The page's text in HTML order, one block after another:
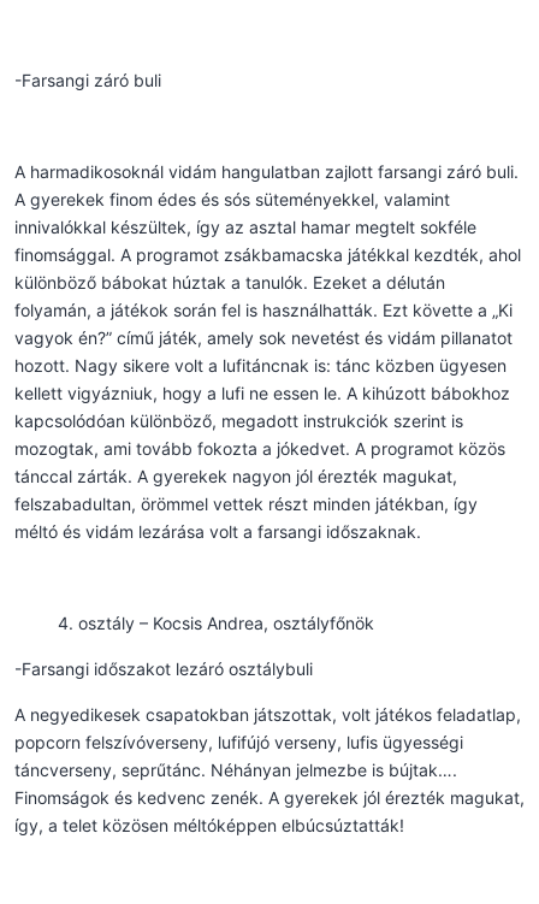
-Farsangi záró buli
A harmadikosoknál vidám hangulatban zajlott farsangi záró buli.
A gyerekek finom édes és sós süteményekkel, valamint
innivalókkal készültek, így az asztal hamar megtelt sokféle
finomsággal. A programot zsákbamacska játékkal kezdték, ahol
különböző bábokat húztak a tanulók. Ezeket a délután
folyamán, a játékok során fel is használhatták. Ezt követte a „Ki
vagyok én?” című játék, amely sok nevetést és vidám pillanatot
hozott. Nagy sikere volt a lufitáncnak is: tánc közben ügyesen
kellett vigyázniuk, hogy a lufi ne essen le. A kihúzott bábokhoz
kapcsolódóan különböző, megadott instrukciók szerint is
mozogtak, ami tovább fokozta a jókedvet. A programot közös
tánccal zárták. A gyerekek nagyon jól érezték magukat,
felszabadultan, örömmel vettek részt minden játékban, így
méltó és vidám lezárása volt a farsangi időszaknak.
osztály – Kocsis Andrea, osztályfőnök
-Farsangi időszakot lezáró osztálybuli
A negyedikesek csapatokban játszottak, volt játékos feladatlap,
popcorn felszívóverseny, lufifújó verseny, lufis ügyességi
táncverseny, seprűtánc. Néhányan jelmezbe is bújtak….
Finomságok és kedvenc zenék. A gyerekek jól érezték magukat,
így, a telet közösen méltóképpen elbúcsúztatták!